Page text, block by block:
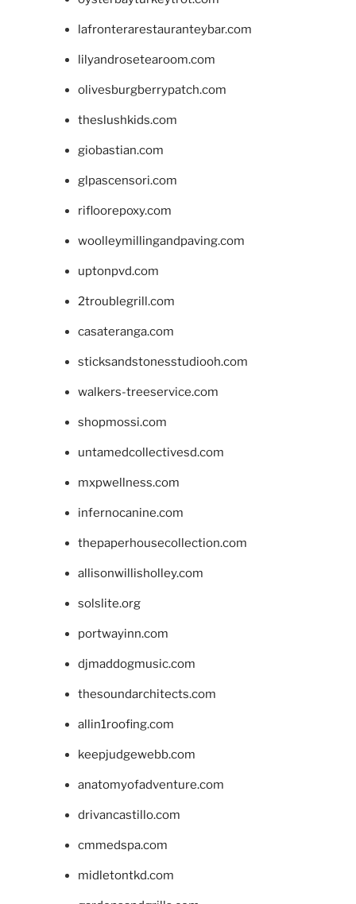
lafronterarestauranteybar.com
lilyandrosetearoom.com
olivesburgberrypatch.com
theslushkids.com
giobastian.com
glpascensori.com
rifloorepoxy.com
woolleymillingandpaving.com
uptonpvd.com
2troublegrill.com
casateranga.com
sticksandstonesstudiooh.com
walkers-treeservice.com
shopmossi.com
untamedcollectivesd.com
mxpwellness.com
infernocanine.com
thepaperhousecollection.com
allisonwillisholley.com
solslite.org
portwayinn.com
djmaddogmusic.com
thesoundarchitects.com
allin1roofing.com
keepjudgewebb.com
anatomyofadventure.com
drivancastillo.com
cmmedspa.com
midletontkd.com